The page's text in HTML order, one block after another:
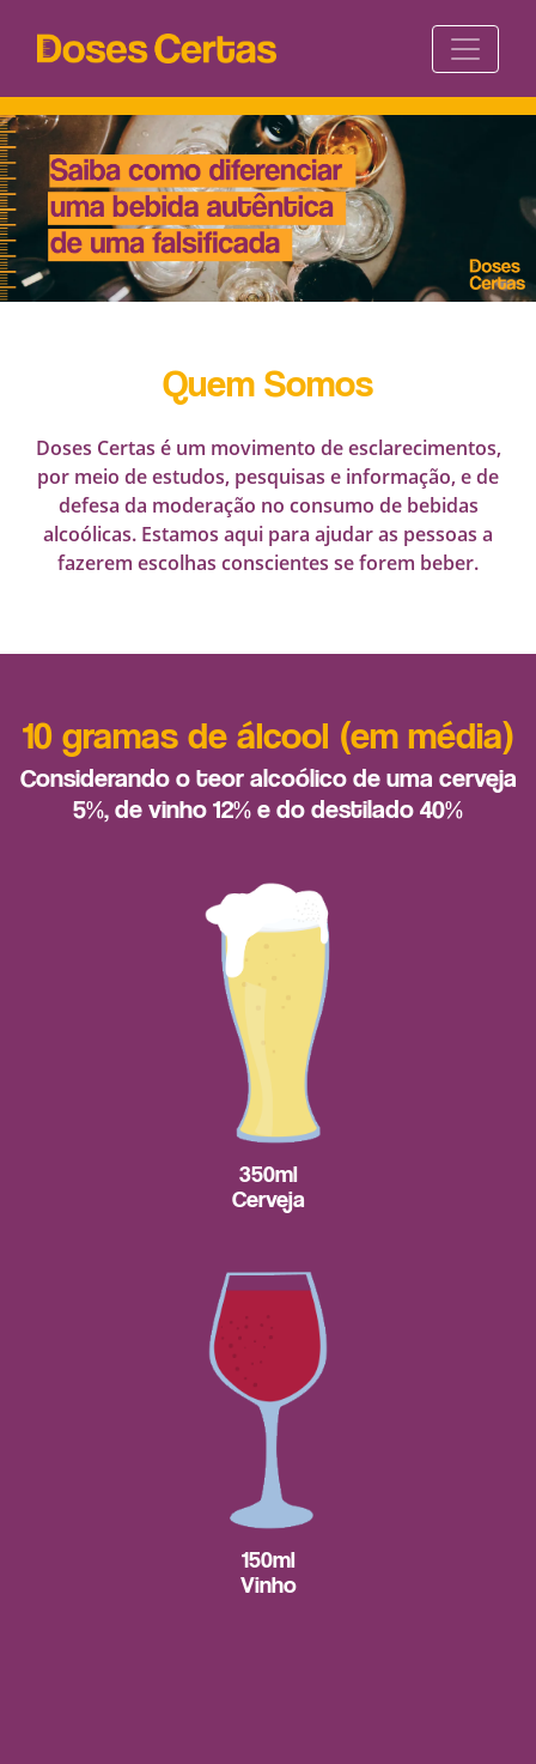
Quem Somos
Doses Certas é um movimento de esclarecimentos,
por meio de estudos, pesquisas e informação, e de
defesa da moderação no consumo de bebidas
alcoólicas. Estamos aqui para ajudar as pessoas a
fazerem escolhas conscientes se forem beber.
10 gramas de álcool (em média)
Considerando o teor alcoólico de uma cerveja
5%, de vinho 12% e do destilado 40%
350ml
Cerveja
150ml
Vinho